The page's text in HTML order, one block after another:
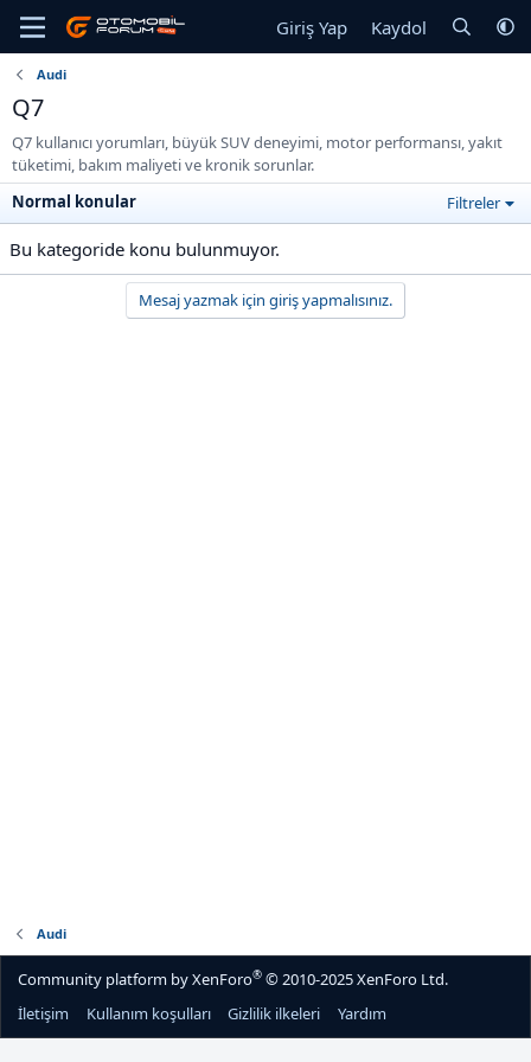
Giriş Yap Kaydol
Audi
Q7
Q7 kullanıcı yorumları, büyük SUV deneyimi, motor performansı, yakıt
tüketimi, bakım maliyeti ve kronik sorunlar.
Normal konular
Filtreler
Bu kategoride konu bulunmuyor.
Mesaj yazmak için giriş yapmalısınız.
Audi
Community platform by XenForo® © 2010-2025 XenForo Ltd.
İletişim
Kullanım koşulları Gizlilik ilkeleri Yardım